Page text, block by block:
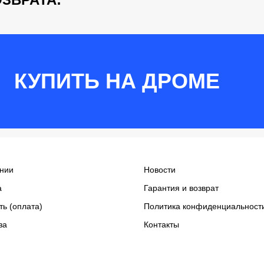
КУПИТЬ НА ДРОМЕ
(оплата)
Новости
Гарантия и возврат
Политика
Контакты